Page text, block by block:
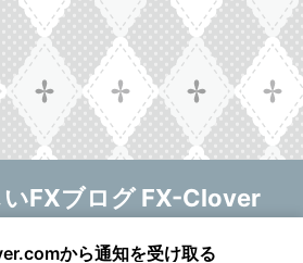
いFXブログ FX-Clover
から通知を受け取る